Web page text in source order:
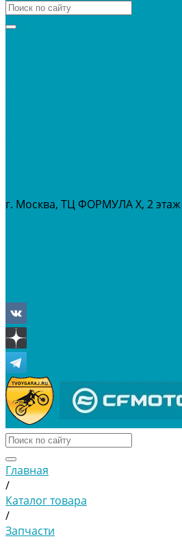
г. Москва, ТЦ ФОРМУЛА Х, 2 этаж
Главная
/
Каталог товара
/
Запчасти